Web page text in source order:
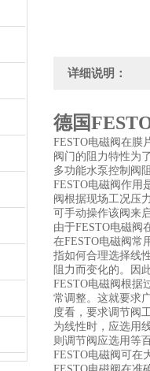
详细说明：
德国
FESTO电磁阀在膜
阀门的阻力特性为
多功能水泵控制阀
FESTO电磁阀作用
阀根据现场工况压
可手动操作该阀来
由于FESTO电磁阀
在FESTO电磁阀常
指如何合理选择线
阻力而变化的。因
FESTO电磁阀根据
常调整。这就要求
度看，要求调节阀
为线性时，应选用
则调节阀应选用等
FESTO电磁阀可在